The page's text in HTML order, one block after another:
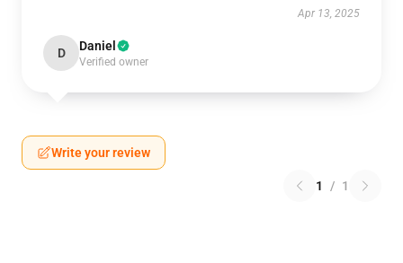
Apr 13, 2025
D Daniel
Verified owner
Write your review
1 / 1